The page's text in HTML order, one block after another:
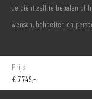
Je dient zelf te bepalen of
wensen, behoeften en
Prijs
€7.749,-